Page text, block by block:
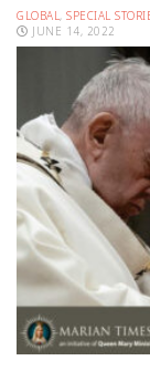
GLOBAL, SPECIAL
JUNE 14, 2022